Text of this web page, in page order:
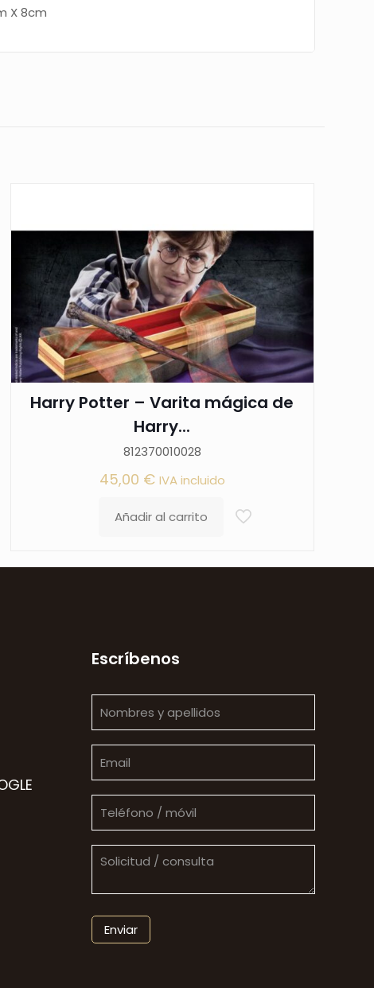
X 8cm
Harry Potter – Varita mágica de
Harry...
812370010028
45,00 € IVA incluido
Añadir al carrito
Escríbenos